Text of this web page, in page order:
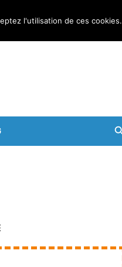
l'utilisation de ces cookies.